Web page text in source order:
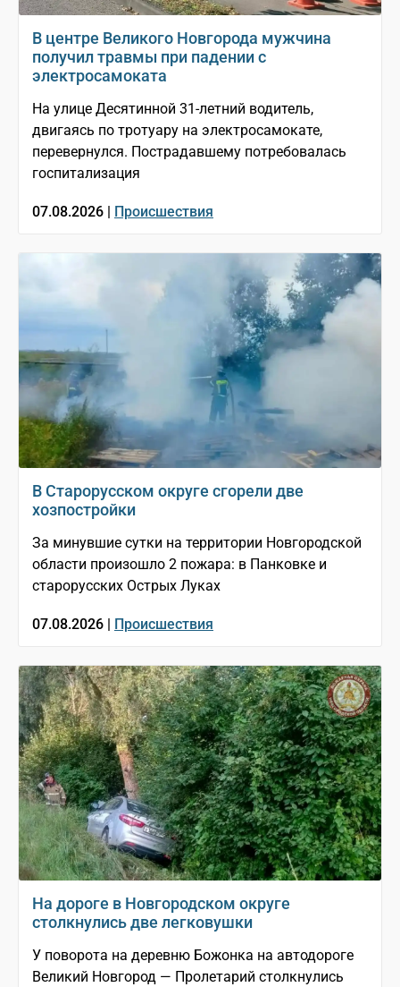
В центре Великого Новгорода мужчина
получил травмы при падении с
электросамоката
На улице Десятинной 31-летний водитель,
двигаясь по тротуару на электросамокате,
перевернулся. Пострадавшему потребовалась
госпитализация
07.08.2026 | Происшествия
В Старорусском округе сгорели две
хозпостройки
За минувшие сутки на территории Новгородской
области произошло 2 пожара: в Панковке и
старорусских Острых Луках
07.08.2026 | Происшествия
На дороге в Новгородском округе
столкнулись две легковушки
У поворота на деревню Божонка на автодороге
Великий Новгород — Пролетарий столкнулись